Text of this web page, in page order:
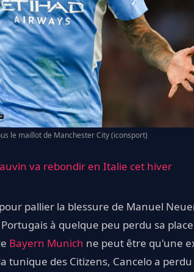
le maillot de Manchester City (iconsport)
va rebondir en Italie cet hiver
pallier la blessure de Manuel
à quelque peu perdu sa
Bayern Munich ne peut être qu'une
tunique des Citizens, Cancelo a